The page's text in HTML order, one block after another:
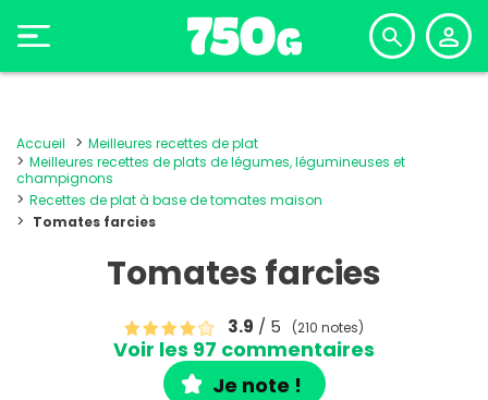
Accueil
Meilleures recettes de plat
Meilleures recettes de plats de légumes, légumineuses et
champignons
Recettes de plat à base de tomates maison
Tomates farcies
Tomates farcies
3.9 / 5 (210 notes)
Voir les 97 commentaires
Je note !